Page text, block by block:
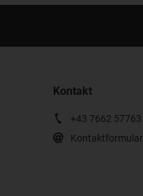
Kontakt
+43 7662 57763
Kontaktformular